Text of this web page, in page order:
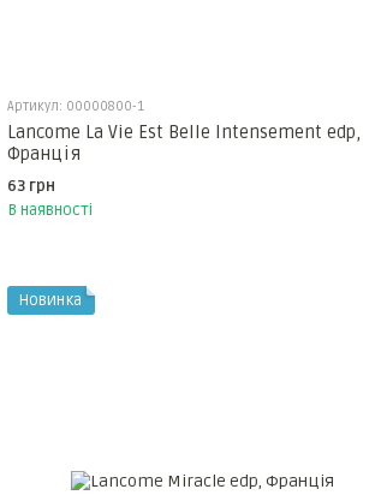
Артикул: 00000800-1
Lancome La Vie Est Belle Intensement edp,
Франція
63 грн
В наявності
Новинка